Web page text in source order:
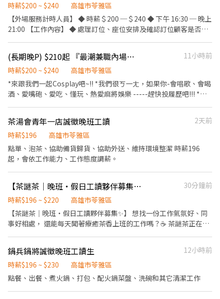
時薪$200 ~ $240
高雄市苓雅區
【外場服務計時人員】 ◆ 時薪＄200 ─＄240 ◆ 下午 16:30 ─ 晚上
21:00 【工作內容】 ◆ 處理訂位、座位安排及確認訂位顧客是否取
帳、收銀等工作。 ◆ 具備基本英語聽、說之能力。 【員工福利】
◆ 依法勞健保 ◆ 每日一餐員工餐
(長期晚P) $210起 『最潮兼職內場夥伴』-溫肚火鍋
11小時前
時薪$200 ~ $240
高雄市苓雅區
*來跟我們一起Cosplay吧~!! *我們很ㄎ一ㄤ，如果你-會唱歌、會喝
酒、愛嘴砲、愛吃、懂玩、熱愛麻將娛樂 -----趕快投履歷吧!!! *你
利、員工餐 - 只要餓了隨時都可吃。 ✽基本實習時數-48個小時內-
時薪$200 / 基本實習期後-時薪$210 : 越快上手越快調整喔 ✽訓練時
數滿5個小時 - 時薪調整為$220 3區工作站能夠獨立作業 時薪$230-
240 ˍ我們是新創團隊，有著鮮明的團隊文化，不斷創新、玩樂並享
節禮金(現金)、。 餐飲內場： ✓專職洗碗&備料 ．擔任廚師的助
手，處理烹飪前與烹飪中之準備工作與其他餐廳相關事務。 ．負責
準備不同餐點所需要的食材。 ．協助測量食材的容量與重量。 ．負
責擺盤、打包外帶服務。 .我們很樂意教導只要你願意學習與心態正
確。
茶湯會青年一店誠徵晚班工讀
2天前
時薪$196
高雄市苓雅區
點單、泡茶、協助備貨歸貨、協助外送、維持環境整潔 時薪196
起，會依工作能力、工作態度調薪。
【茶謎茶｜晚班・假日工讀夥伴募集✨】
30分鐘前
時薪$196 ~ $220
高雄市苓雅區
【茶謎茶｜晚班・假日工讀夥伴募集✨】 想找一份工作氣氛好、同
事好相處， 還能每天聞著療癒茶香上班的工作嗎？☕️ 茶謎茶正在尋
與美美飲品 那很適合來茶謎茶一起打拼🤍 【工作內容】 ✦ 飲品調製
與備料 ✦ 點餐收銀與顧客服務 ✦ 門市環境整理 ✦ 協助外送 【上班
時段】 🌙 晚班工讀 🌟 假日工讀 （可配合排班佳） ✨ 有飲料店經驗
鍋兵鍋將誠徵晚班工讀生
12小時前
時薪$196 ~ $230
高雄市苓雅區
點餐、出餐、煮火鍋、打包、配火鍋菜盤、洗碗和其它清潔工作